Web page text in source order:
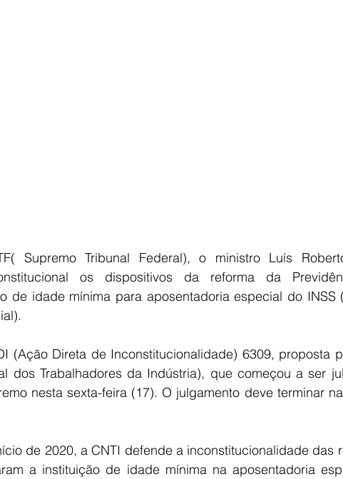
Supremo Tribunal Federal), o ministro Luís
os dispositivos da reforma da
de idade mínima para aposentadoria especial do INSS
(Ação Direta de Inconstitucionalidade) 6309, proposta
dos Trabalhadores da Indústria), que começou a ser
nesta sexta-feira (17). O julgamento deve terminar
de 2020, a CNTI defende a inconstitucionalidade das
a instituição de idade mínima na aposentadoria